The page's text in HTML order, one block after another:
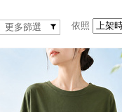
更多篩選 依照